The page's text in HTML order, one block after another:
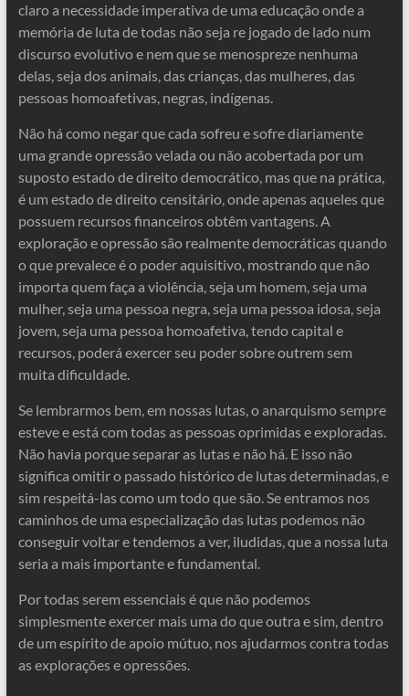
claro a necessidade imperativa de uma educação onde a
memória de luta de todas não seja re jogado de lado num
discurso evolutivo e nem que se menospreze nenhuma
delas, seja dos animais, das crianças, das mulheres, das
pessoas homoafetivas, negras, indígenas.
Não há como negar que cada sofreu e sofre diariamente
uma grande opressão velada ou não acobertada por um
suposto estado de direito democrático, mas que na prática,
é um estado de direito censitário, onde apenas aqueles que
possuem recursos financeiros obtêm vantagens. A
exploração e opressão são realmente democráticas quando
o que prevalece é o poder aquisitivo, mostrando que não
importa quem faça a violência, seja um homem, seja uma
mulher, seja uma pessoa negra, seja uma pessoa idosa, seja
jovem, seja uma pessoa homoafetiva, tendo capital e
recursos, poderá exercer seu poder sobre outrem sem
muita dificuldade.
Se lembrarmos bem, em nossas lutas, o anarquismo sempre
esteve e está com todas as pessoas oprimidas e exploradas.
Não havia porque separar as lutas e não há. E isso não
significa omitir o passado histórico de lutas determinadas, e
sim respeitá-las como um todo que são. Se entramos nos
caminhos de uma especialização das lutas podemos não
conseguir voltar e tendemos a ver, iludidas, que a nossa luta
seria a mais importante e fundamental.
Por todas serem essenciais é que não podemos
simplesmente exercer mais uma do que outra e sim, dentro
de um espírito de apoio mútuo, nos ajudarmos contra todas
as explorações e opressões.